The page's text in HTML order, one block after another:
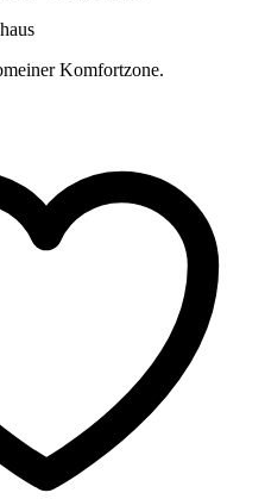
Komfortzone.